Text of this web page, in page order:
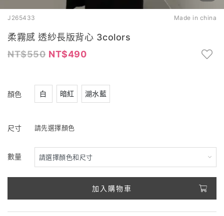
J265433 Made in china
柔霧感 透紗長版背心 3colors
550
490
顏色 白 暗紅 湖水藍
尺寸 請先選擇顏色
數量
加入購物車